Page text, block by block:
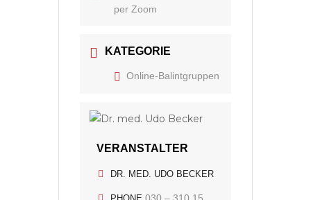
per Zoom
KATEGORIE
Online-Balintgruppen
VERANSTALTER
DR. MED. UDO BECKER